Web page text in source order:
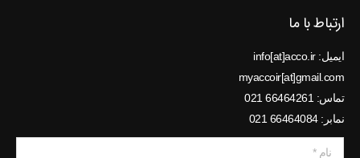
ارتباط با ما
ایمیل: info[at]acco.ir
myaccoir[at]gmail.com
تماس: 66464261 021
نمابر: 66464084 021
نام *